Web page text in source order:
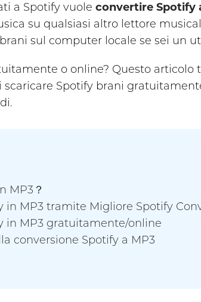
a Spotify vuole convertire Spotify
su qualsiasi altro lettore
sul computer locale se sei un
o online? Questo articolo
scaricare Spotify brani
MP3？
in MP3 tramite Migliore Spotify
in MP3 gratuitamente/online
conversione Spotify a MP3